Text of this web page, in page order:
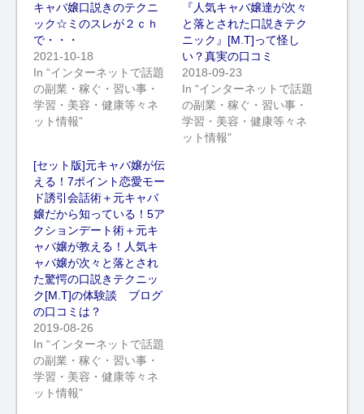
キャバ嬢口説きのテクニ
ック☆ミのスレが２ｃｈ
で・・・
2021-10-18
In “インターネットで話題
の副業・稼ぐ・習い事・
学習・美容・健康等々ネ
ット情報”
『人気キャバ嬢達が次々
と落とされた口説きテク
ニック』[M.T]って怪し
い？真実の口コミ
2018-09-23
In “インターネットで話題
の副業・稼ぐ・習い事・
学習・美容・健康等々ネ
ット情報”
[セット版]元キャバ嬢が伝
える！7ポイント恋愛モー
ド誘引会話術＋元キャバ
嬢だから知っている！5ア
クションデート術＋元キ
ャバ嬢が教える！人気キ
ャバ嬢が次々と落とされ
た驚愕の口説きテクニッ
ク[M.T]の体験談 ブログ
の口コミは？
2019-08-26
In “インターネットで話題
の副業・稼ぐ・習い事・
学習・美容・健康等々ネ
ット情報”